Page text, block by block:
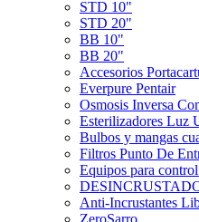
STD 10"
STD 20"
BB 10"
BB 20"
Accesorios
Everpure Pentair
Osmosis Inversa
Esterilizadores Luz
Bulbos y mangas
Filtros Punto De
Equipos para
Anti-Incrustantes
ZeroSarro